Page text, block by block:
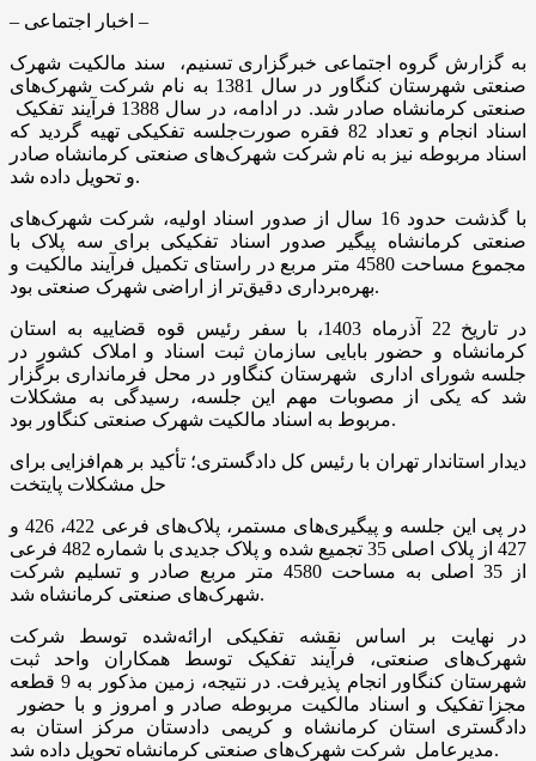
– اخبار اجتماعی –
به گزارش گروه اجتماعی خبرگزاری تسنیم، سند مالکیت شهرک
صنعتی شهرستان کنگاور در سال 1381 به نام شرکت شهرک‌های
صنعتی کرمانشاه صادر شد. در ادامه، در سال 1388 فرآیند تفکیک
اسناد انجام و تعداد 82 فقره صورت‌جلسه تفکیکی تهیه گردید که
اسناد مربوطه نیز به نام شرکت شهرک‌های صنعتی کرمانشاه صادر
و تحویل داده شد.
با گذشت حدود 16 سال از صدور اسناد اولیه، شرکت شهرک‌های
صنعتی کرمانشاه پیگیر صدور اسناد تفکیکی برای سه پلاک با
مجموع مساحت 4580 متر مربع در راستای تکمیل فرآیند مالکیت و
بهره‌برداری دقیق‌تر از اراضی شهرک صنعتی بود.
در تاریخ 22 آذرماه 1403، با سفر رئیس قوه قضاییه به استان
کرمانشاه و حضور بابایی سازمان ثبت اسناد و املاک کشور در
جلسه شورای اداری شهرستان کنگاور در محل فرمانداری برگزار
شد که یکی از مصوبات مهم این جلسه، رسیدگی به مشکلات
مربوط به اسناد مالکیت شهرک صنعتی کنگاور بود.
دیدار استاندار تهران با رئیس کل دادگستری؛ تأکید بر هم‌افزایی برای
حل مشکلات پایتخت
در پی این جلسه و پیگیری‌های مستمر، پلاک‌های فرعی 422، 426 و
427 از پلاک اصلی 35 تجمیع شده و پلاک جدیدی با شماره 482 فرعی
از 35 اصلی به مساحت 4580 متر مربع صادر و تسلیم شرکت
شهرک‌های صنعتی کرمانشاه شد.
در نهایت بر اساس نقشه تفکیکی ارائه‌شده توسط شرکت
شهرک‌های صنعتی، فرآیند تفکیک توسط همکاران واحد ثبت
شهرستان کنگاور انجام پذیرفت. در نتیجه، زمین مذکور به 9 قطعه
مجزا تفکیک و اسناد مالکیت مربوطه صادر و امروز و با حضور
دادگستری استان کرمانشاه و کریمی دادستان مرکز استان به
مدیرعامل شرکت شهرک‌های صنعتی کرمانشاه تحویل داده شد.